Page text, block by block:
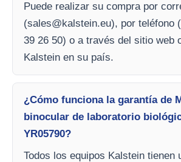
Puede realizar su compra por
(sales@kalstein.eu), por teléfono
39 26 50) o a través del sitio web
Kalstein en su país.
¿Cómo funciona la garantía de
binocular de laboratorio
YR05790?
Todos los equipos Kalstein tienen